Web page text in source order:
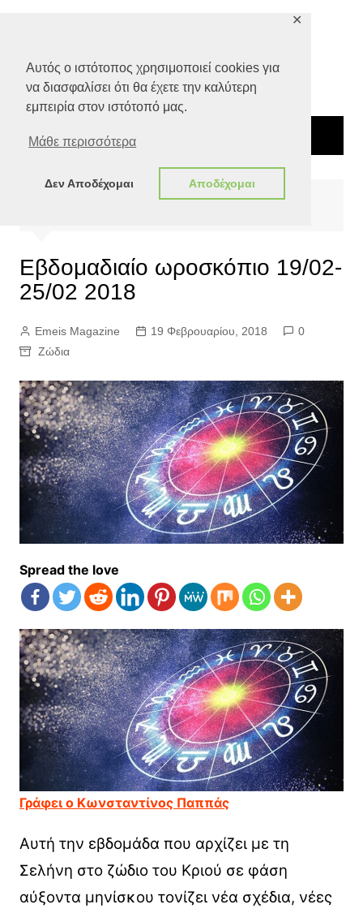
Αυτός ο ιστότοπος χρησιμοποιεί cookies για
να διασφαλίσει ότι θα έχετε την καλύτερη
εμπειρία στον ιστότοπό μας.
Μάθε περισσότερα
Δεν Αποδέχομαι Αποδέχομαι
✕
Ζώδια
Εβδομαδιαίο ωροσκόπιο 19/02-
25/02 2018
Emeis Magazine 19 Φεβρουαρίου, 2018
0
Ζώδια
Spread the love
Γράφει ο Κωνσταντίνος Παππάς
Αυτή την εβδομάδα που αρχίζει με τη
Σελήνη στο ζώδιο του Κριού σε φάση
αύξοντα μηνίσκου τονίζει νέα σχέδια, νέες